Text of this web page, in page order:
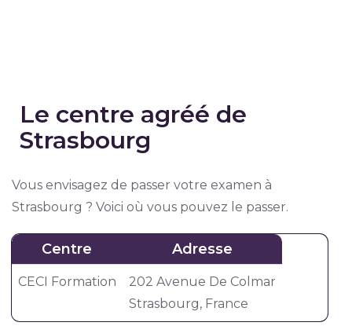
Le centre agréé de
Strasbourg
Vous envisagez de passer votre examen à
Strasbourg ? Voici où vous pouvez le passer.
Centre Adresse
CECI Formation
202 Avenue De Colmar
Strasbourg, France